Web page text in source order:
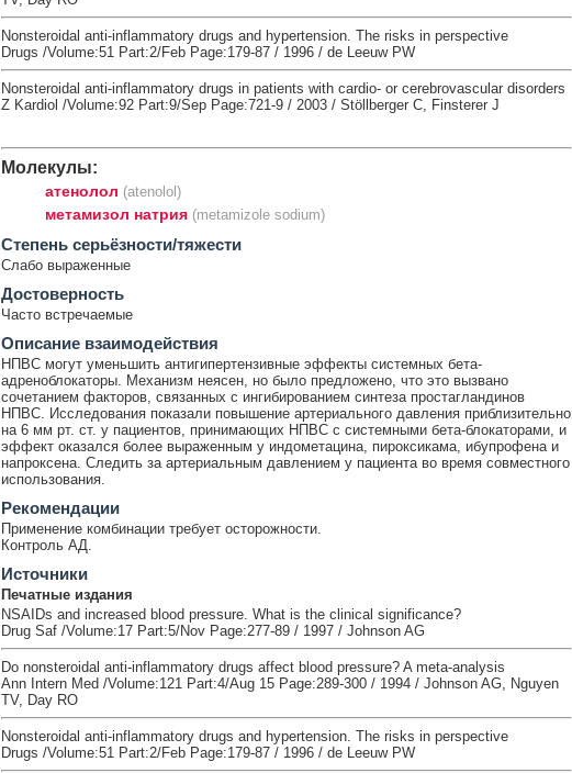
Nonsteroidal anti-inflammatory drugs and hypertension. The risks in perspective
Drugs /Volume:51 Part:2/Feb Page:179-87 / 1996 / de Leeuw PW
Nonsteroidal anti-inflammatory drugs in patients with cardio- or cerebrovascular disorders
Z Kardiol /Volume:92 Part:9/Sep Page:721-9 / 2003 / Stöllberger C, Finsterer J
Молекулы:
атенолол (atenolol)
метамизол натрия (metamizole sodium)
Cтепень серьёзности/тяжести
Слабо выраженные
Достоверность
Часто встречаемые
Описание взаимодействия
НПВС могут уменьшить антигипертензивные эффекты системных бета-
адреноблокаторы. Механизм неясен, но было предложено, что это вызвано
сочетанием факторов, связанных с ингибированием синтеза простагландинов
НПВС. Исследования показали повышение артериального давления приблизительно
на 6 мм рт. ст. у пациентов, принимающих НПВС с системными бета-блокаторами, и
эффект оказался более выраженным у индометацина, пироксикама, ибупрофена и
напроксена. Следить за артериальным давлением у пациента во время совместного
использования.
Рекомендации
Применение комбинации требует осторожности.
Контроль АД.
Источники
Печатные издания
NSAIDs and increased blood pressure. What is the clinical significance?
Drug Saf /Volume:17 Part:5/Nov Page:277-89 / 1997 / Johnson AG
Do nonsteroidal anti-inflammatory drugs affect blood pressure? A meta-analysis
Ann Intern Med /Volume:121 Part:4/Aug 15 Page:289-300 / 1994 / Johnson AG, Nguyen
TV, Day RO
Nonsteroidal anti-inflammatory drugs and hypertension. The risks in perspective
Drugs /Volume:51 Part:2/Feb Page:179-87 / 1996 / de Leeuw PW